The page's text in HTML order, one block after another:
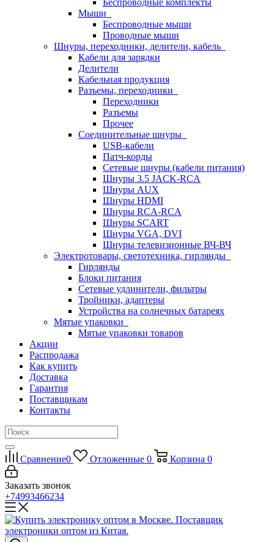
Беспроводные комплекты
Мыши
Беспроводные мыши
Проводные мыши
Шнуры, переходники, делители, кабель
Кабели для зарядки
Делители
Кабельная продукция
Разъемы, переходники
Переходники
Разъемы
Прочее
Соединительные шнуры
USB-кабели
Патч-корды
Сетевые шнуры (кабели питания)
Шнуры 3.5 JACK-RCA
Шнуры AUX
Шнуры HDMI
Шнуры RCA-RCA
Шнуры SCART
Шнуры VGA, DVI
Шнуры телевизионные ВЧ-ВЧ
Электротовары, светотехника, гирлянды
Гирлянды
Блоки питания
Сетевые удлинители, фильтры
Тройники, адаптеры
Устройства на солнечных батареях
Мятые упаковки
Мятые упаковки товаров
Акции
Распродажа
Как купить
Доставка
Гарантия
Поставщикам
Контакты
Сравнение0 Отложенные 0 Корзина 0
Заказать звонок
+74993466234